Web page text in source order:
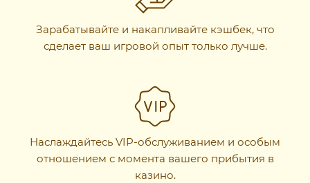
Зарабатывайте и накапливайте кэшбек, что
сделает ваш игровой опыт только лучше.
Наслаждайтесь VIP-обслуживанием и особым
отношением с момента вашего прибытия в
казино.